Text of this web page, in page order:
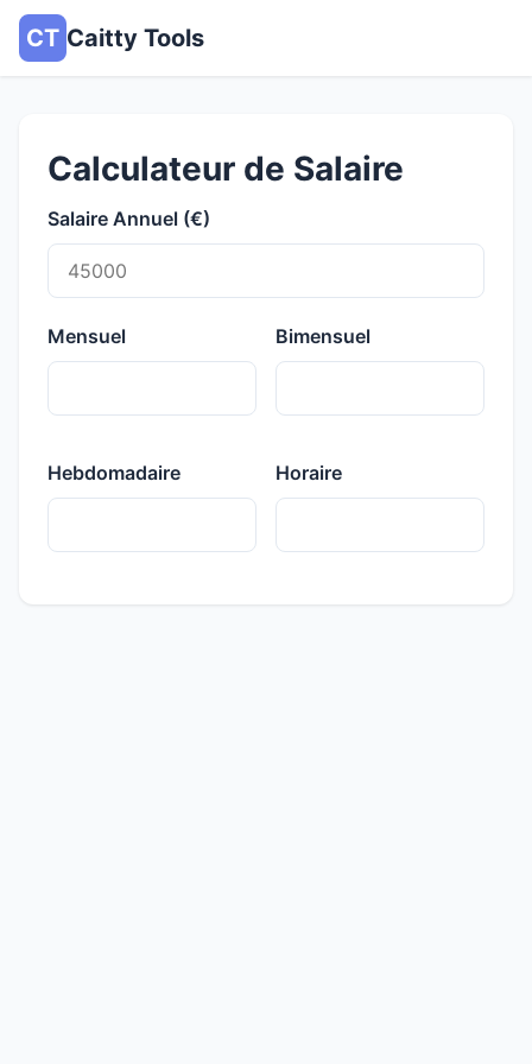
CT Caitty Tools
Calculateur de Salaire
Salaire Annuel (€)
Mensuel Bimensuel
Hebdomadaire Horaire